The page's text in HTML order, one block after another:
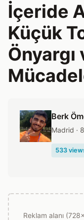
İçeride
Küçük
Önyargı
Berk
Madrid ·
533
Reklam alanı